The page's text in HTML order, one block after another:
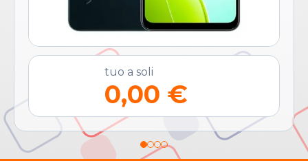
tuo a soli
0,00 €